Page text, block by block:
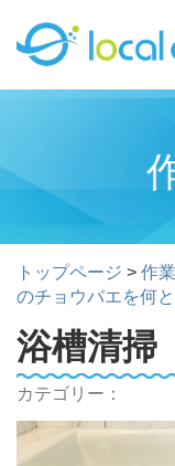
トップページ > 作
のチョウバエを何と
浴槽清掃
カテゴリー：